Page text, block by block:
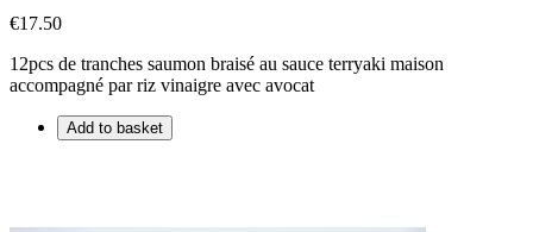
€17.50
12pcs de tranches saumon braisé au sauce terryaki maison
accompagné par riz vinaigre avec avocat
Add to basket